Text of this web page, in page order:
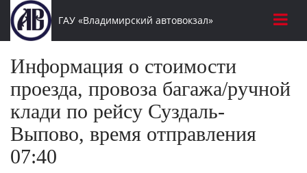
ГАУ «Владимирский автовокзал»
Информация о стоимости
проезда, провоза багажа/ручной
клади по рейсу Суздаль-
Выпово, время отправления
07:40